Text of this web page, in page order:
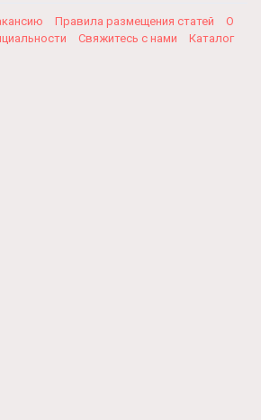
Правила размещения статей
О
Свяжитесь с нами Каталог